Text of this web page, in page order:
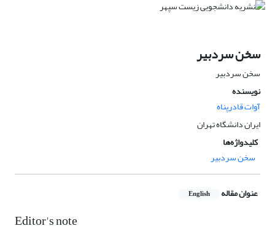
سخن سردبیر
سخن سردبیر
نویسنده
آوات قادرپناه
ایران دانشگاه تهران
کلیدواژه‌ها
سخن سردبیر
عنوان مقاله English
Editor's note